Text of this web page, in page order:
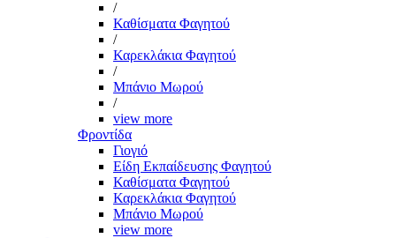
/
Καθίσματα Φαγητού
/
Καρεκλάκια Φαγητού
/
Μπάνιο Μωρού
/
view more
Φροντίδα
Γιογιό
Είδη Εκπαίδευσης Φαγητού
Καθίσματα Φαγητού
Καρεκλάκια Φαγητού
Μπάνιο Μωρού
view more